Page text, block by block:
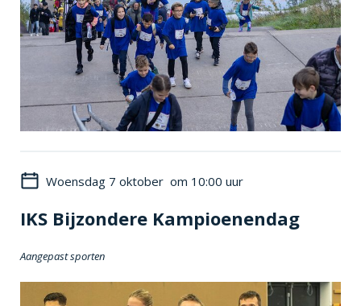
Woensdag 7 oktober om 10:00 uur
IKS Bijzondere Kampioenendag
Aangepast sporten